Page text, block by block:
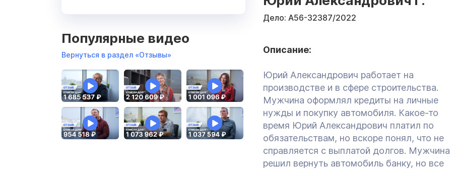
Популярные видео
Вернуться в раздел «Отзывы»
Дело: А56-32387/2022
Описание:
Юрий Александрович работает на
производстве и в сфере строительства.
Мужчина оформлял кредиты на личные
нужды и покупку автомобиля. Какое-то
время Юрий Александрович платил по
обязательствам, но вскоре понял, что не
справляется с выплатой долгов. Мужчина
решил вернуть автомобиль банку, но все